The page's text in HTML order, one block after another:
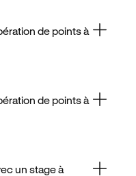
de points à
de points à
un stage à